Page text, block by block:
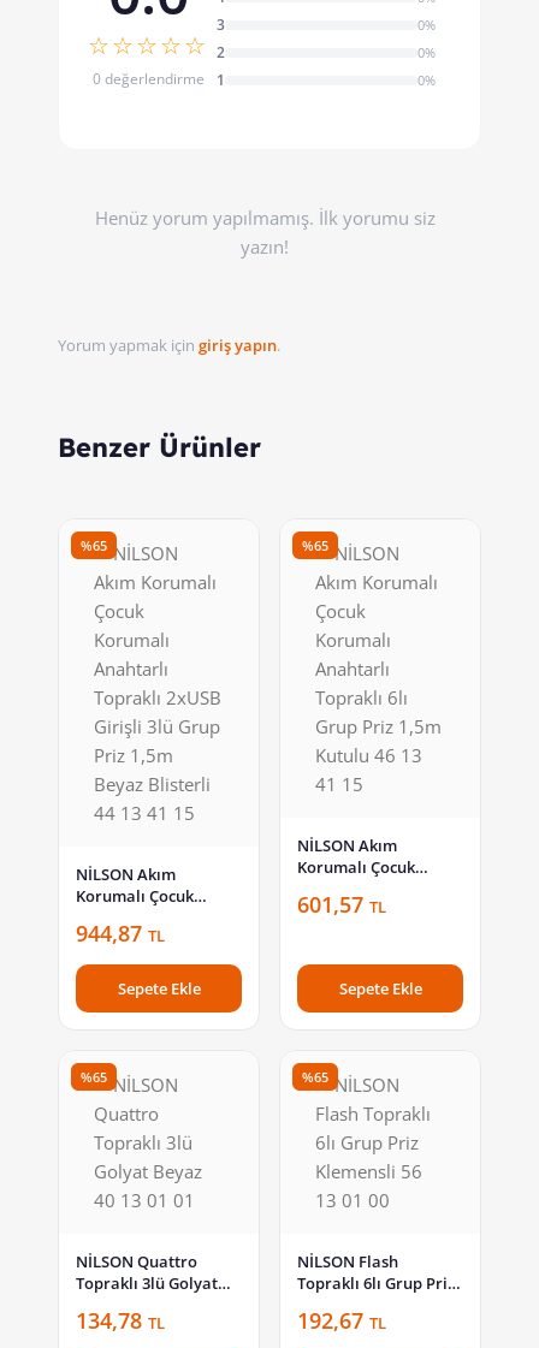
☆☆☆☆☆
0 değerlendirme
3 0%
2 0%
1 0%
Henüz yorum yapılmamış. İlk yorumu siz
yazın!
Yorum yapmak için giriş yapın.
Benzer Ürünler
%65
NİLSON Akım
Korumalı Çocuk
Topraklı 2xUSB Girişli
3lü Grup Priz 1,5m
Beyaz Blisterli 44 13
41 15
944,87 TL
Sepete Ekle
%65
NİLSON Akım
Korumalı Çocuk
Topraklı 6lı Grup Priz
601,57 TL
Sepete Ekle
%65
NİLSON Quattro
Topraklı 3lü Golyat
134,78 TL
%65
NİLSON Flash
Topraklı 6lı Grup Priz
192,67 TL